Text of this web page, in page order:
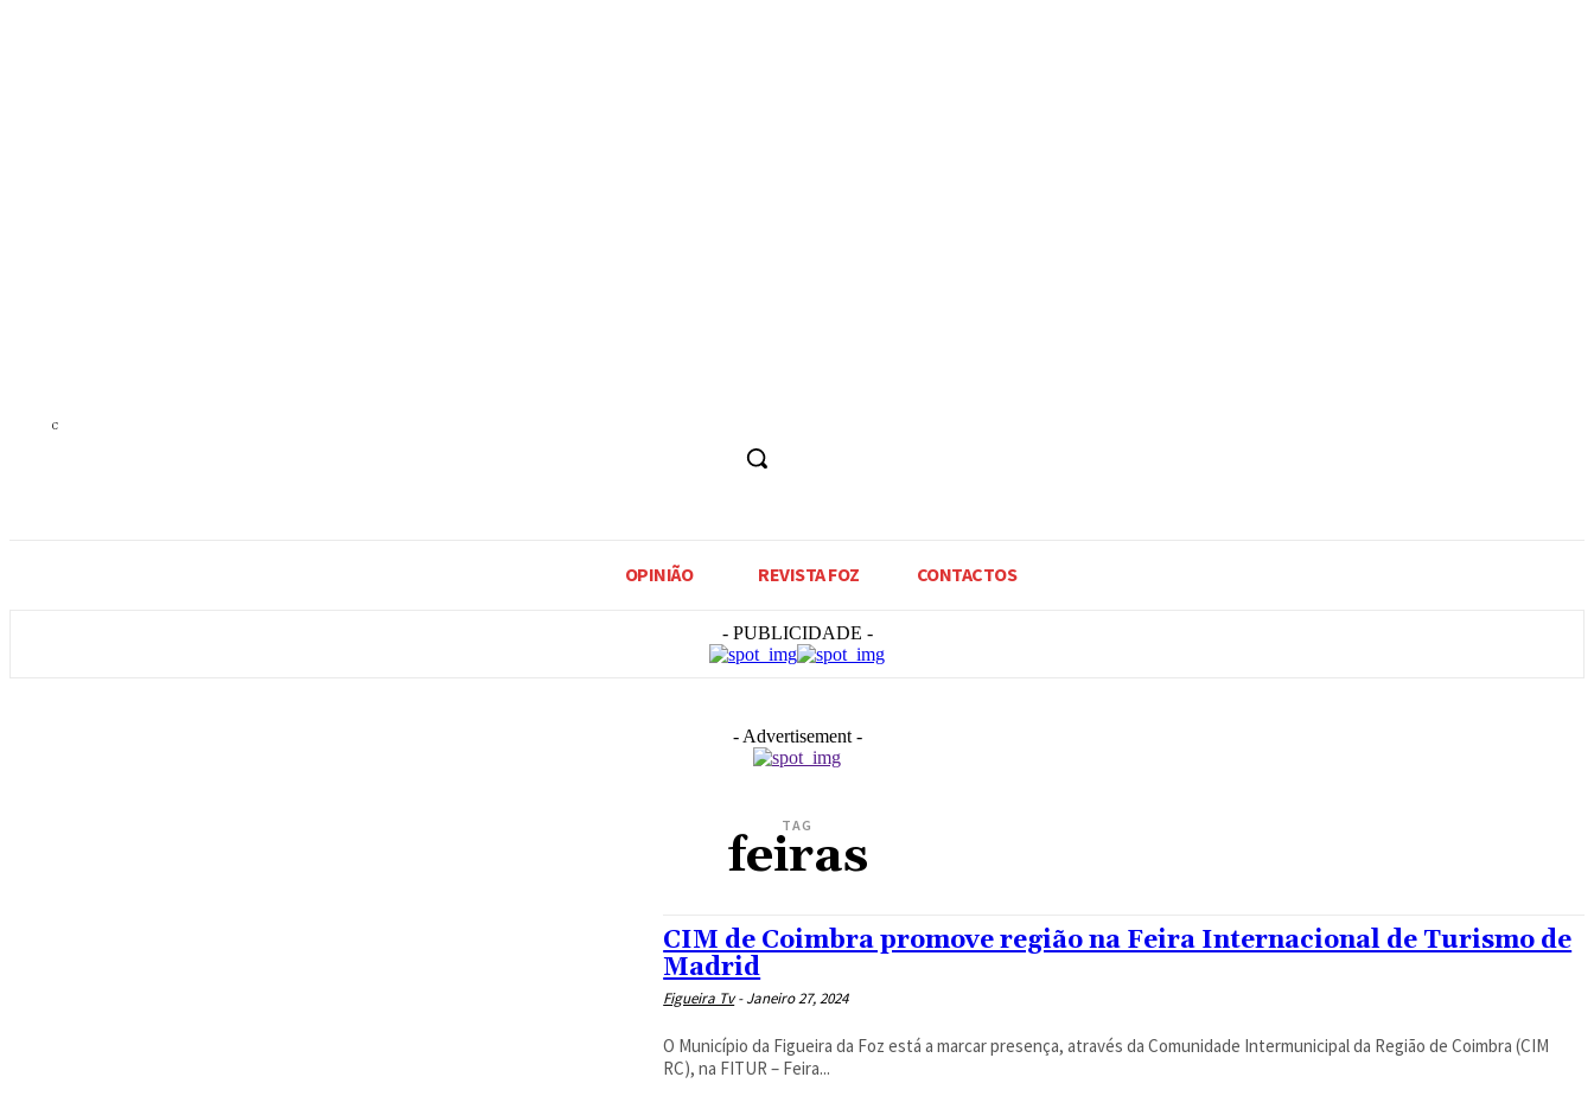
C
OPINIÃO REVISTA FOZ CONTACTOS
- PUBLICIDADE -
- Advertisement -
TAG
feiras
CIM de Coimbra promove região na Feira Internacional de Turismo de
Madrid
Figueira Tv - Janeiro 27, 2024
O Município da Figueira da Foz está a marcar presença, através da Comunidade Intermunicipal da Região de Coimbra (CIM
RC), na FITUR – Feira...